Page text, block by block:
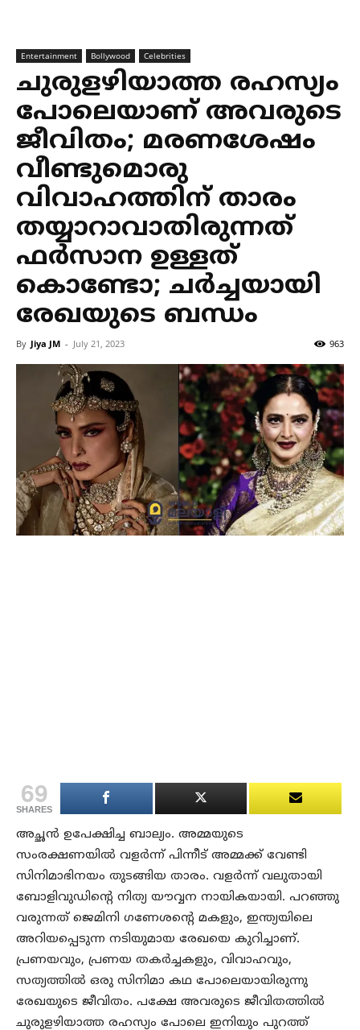
Entertainment Bollywood Celebrities
ചുരുളഴിയാത്ത രഹസ്യം
പോലെയാണ് അവരുടെ
ജീവിതം; മരണശേഷം
വീണ്ടുമൊരു
വിവാഹത്തിന് താരം
തയ്യാറാവാതിരുന്നത്
ഫർസാന ഉള്ളത്
കൊണ്ടോ; ചർച്ചയായി
രേഖയുടെ ബന്ധം
By Jiya JM - July 21, 2023 963
69
SHARES
അച്ഛൻ ഉപേക്ഷിച്ച ബാല്യം. അമ്മയുടെ
സംരക്ഷണയിൽ വളർന്ന് പിന്നീട് അമ്മക്ക് വേണ്ടി
സിനിമാഭിനയം തുടങ്ങിയ താരം. വളർന്ന് വലുതായി
ബോളിവുഡിന്റെ നിത്യ യൗവ്വന നായികയായി. പറഞ്ഞു
വരുന്നത് ജെമിനി ഗണേശന്റെ മകളും, ഇന്ത്യയിലെ
അറിയപ്പെടുന്ന നടിയുമായ രേഖയെ കുറിച്ചാണ്.
പ്രണയവും, പ്രണയ തകർച്ചകളും, വിവാഹവും,
സത്യത്തിൽ ഒരു സിനിമാ കഥ പോലെയായിരുന്നു
രേഖയുടെ ജീവിതം. പക്ഷേ അവരുടെ ജീവിതത്തിൽ
ചുരുളഴിയാത്ത രഹസ്യം പോലെ ഇനിയും പുറത്ത്